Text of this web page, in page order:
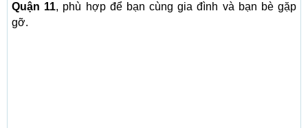
Quận 11, phù hợp để bạn cùng gia đình và bạn bè gặp
gỡ.